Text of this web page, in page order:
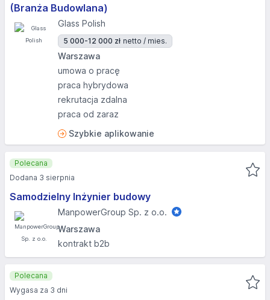
(Branża Budowlana)
Glass Polish
5 000-12 000 zł netto / mies.
Warszawa
umowa o pracę
praca hybrydowa
rekrutacja zdalna
praca od zaraz
Szybkie aplikowanie
Samodzielny Inżynier budowy
ManpowerGroup Sp. z o.o.
Warszawa
kontrakt b2b
Polecana
Dodana 3 sierpnia
Polecana
Wygasa za 3 dni